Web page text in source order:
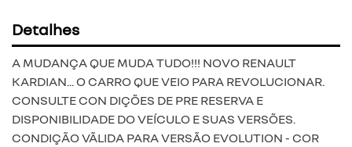
Detalhes
A MUDANÇA QUE MUDA TUDO!!! NOVO RENAULT
KARDIAN... O CARRO QUE VEIO PARA REVOLUCIONAR.
CONSULTE CON DIÇÕES DE PRE RESERVA E
DISPONIBILIDADE DO VEÍCULO E SUAS VERSÕES.
CONDIÇÃO VÃLIDA PARA VERSÃO EVOLUTION - COR